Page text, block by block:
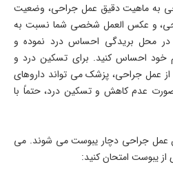
به ماهیت دقیق عمل جراحی، وضعیت
و عکس العمل شخصی شما نسبت به
محل بریدگی احساس درد نموده و
خود احساس کنید. برای تسکین درد و
عمل جراحی، پزشک می­ تواند داروهای
عدم کاهش و تسکین درد، حتماً با
عمل جراحی دچار یبوست می­ شوند. می
از یبوست امتحان کنید: